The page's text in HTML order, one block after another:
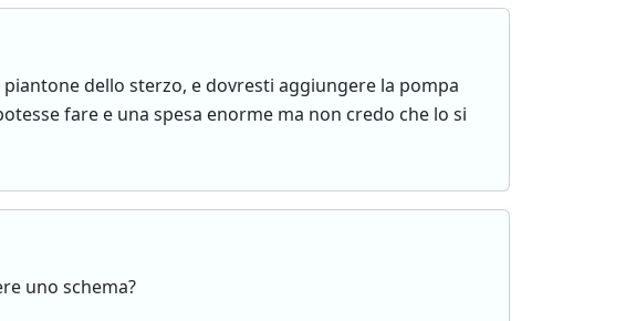
dello sterzo, e dovresti aggiungere la pompa
fare e una spesa enorme ma non credo che lo si
uno schema?